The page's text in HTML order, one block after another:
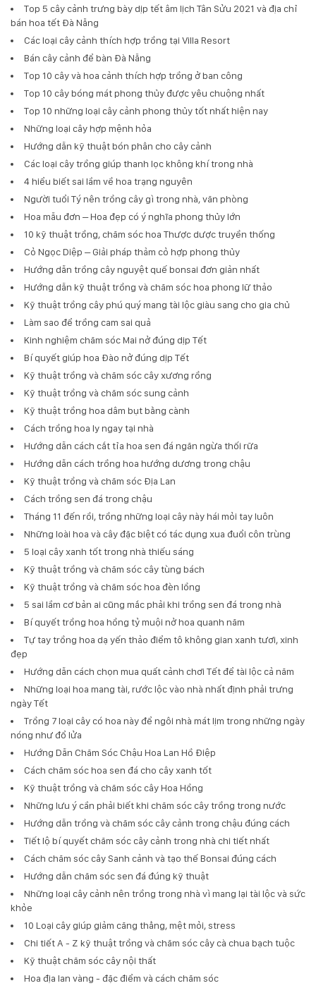
Top 5 cây cảnh trưng bày dịp tết âm lịch Tân Sửu 2021 và địa chỉ
bán hoa tết Đà Nẵng
Các loại cây cảnh thích hợp trồng tại Villa Resort
Bán cây cảnh để bàn Đà Nẵng
Top 10 cây và hoa cảnh thích hợp trồng ở ban công
Top 10 cây bóng mát phong thủy được yêu chuộng nhất
Top 10 những loại cây cảnh phong thủy tốt nhất hiện nay
Những loại cây hợp mệnh hỏa
Hướng dẫn kỹ thuật bón phân cho cây cảnh
Các loại cây trồng giúp thanh lọc không khí trong nhà
4 hiểu biết sai lầm về hoa trạng nguyên
Người tuổi Tý nên trồng cây gì trong nhà, văn phòng
Hoa mẫu đơn – Hoa đẹp có ý nghĩa phong thủy lớn
10 kỹ thuật trồng, chăm sóc hoa Thược dược truyền thống
Cỏ Ngọc Diệp – Giải pháp thảm cỏ hợp phong thủy
Hướng dẫn trồng cây nguyệt quế bonsai đơn giản nhất
Hướng dẫn kỹ thuật trồng và chăm sóc hoa phong lữ thảo
Kỹ thuật trồng cây phú quý mang tài lộc giàu sang cho gia chủ
Làm sao để trồng cam sai quả
Kinh nghiệm chăm sóc Mai nở đúng dịp Tết
Bí quyết giúp hoa Đào nở đúng dịp Tết
Kỹ thuật trồng và chăm sóc cây xương rồng
Kỹ thuật trồng và chăm sóc sung cảnh
Kỹ thuật trồng hoa dâm bụt bằng cành
Cách trồng hoa ly ngay tại nhà
Hướng dẫn cách cắt tỉa hoa sen đá ngăn ngừa thối rữa
Hướng dẫn cách trồng hoa hướng dương trong chậu
Kỹ thuật trồng và chăm sóc Địa Lan
Cách trồng sen đá trong chậu
Tháng 11 đến rồi, trồng những loại cây này hái mỏi tay luôn
Những loài hoa và cây đặc biệt có tác dụng xua đuổi côn trùng
5 loại cây xanh tốt trong nhà thiếu sáng
Kỹ thuật trồng và chăm sóc cây tùng bách
Kỹ thuật trồng và chăm sóc hoa đèn lồng
5 sai lầm cơ bản ai cũng mắc phải khi trồng sen đá trong nhà
Bí quyết trồng hoa hồng tỷ muội nở hoa quanh năm
Tự tay trồng hoa dạ yến thảo điểm tô không gian xanh tươi, xinh
đẹp
Hướng dẫn cách chọn mua quất cảnh chơi Tết để tài lộc cả năm
Những loại hoa mang tài, rước lộc vào nhà nhất định phải trưng
ngày Tết
Trồng 7 loại cây có hoa này để ngôi nhà mát lịm trong những ngày
nóng như đổ lửa
Hướng Dẫn Chăm Sóc Chậu Hoa Lan Hồ Điệp
Cách chăm sóc hoa sen đá cho cây xanh tốt
Kỹ thuật trồng và chăm sóc cây Hoa Hồng
Những lưu ý cần phải biết khi chăm sóc cây trồng trong nước
Hướng dẫn trồng và chăm sóc cây cảnh trong chậu đúng cách
Tiết lộ bí quyết chăm sóc cây cảnh trong nhà chi tiết nhất
Cách chăm sóc cây Sanh cảnh và tạo thế Bonsai đúng cách
Hướng dẫn chăm sóc sen đá đúng kỹ thuật
Những loại cây cảnh nên trồng trong nhà vì mang lại tài lộc và sức
khỏe
10 Loại cây giúp giảm căng thẳng, mệt mỏi, stress
Chi tiết A - Z kỹ thuật trồng và chăm sóc cây cà chua bạch tuộc
Kỹ thuật chăm sóc cây nội thất
Hoa địa lan vàng - đặc điểm và cách chăm sóc